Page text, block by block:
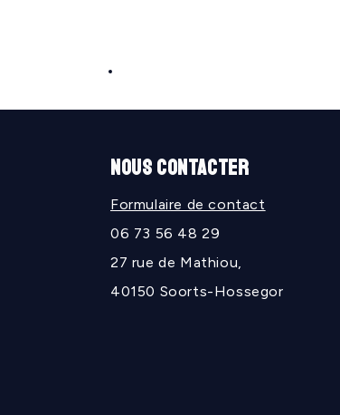
média
fenêtre
modale
NOUS CONTACTER
Formulaire de contact
06 73 56 48 29
27 rue de Mathiou,
40150 Soorts-Hossegor